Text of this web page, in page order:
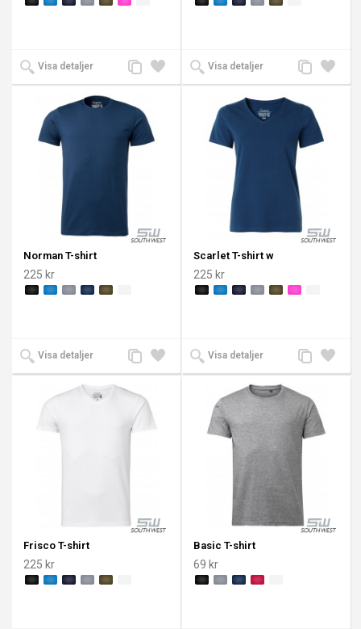
Visa detaljer
Lägg
till i
Lägg
till
Visa detaljer
Lägg
till i
Lägg
till
Norman T-shirt
225 kr
Visa detaljer
Lägg
till i
Lägg
till
Scarlet T-shirt w
225 kr
Visa detaljer
Lägg
till i
Lägg
till
Frisco T-shirt
225 kr
Basic T-shirt
69 kr